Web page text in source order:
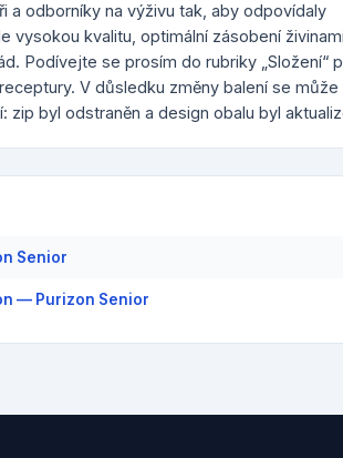
a odborníky na výživu tak, aby odpovídaly
vysokou kvalitu, optimální zásobení
Podívejte se prosím do rubriky „Složení“
V důsledku změny balení se může
byl odstraněn a design obalu byl
Senior
— Purizon Senior